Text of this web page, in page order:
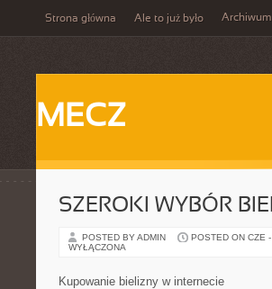
Strona główna Ale to już było Archiwum
MECZ
SZEROKI WYBÓR
POSTED BY ADMIN POSTED ON CZE
WYŁĄCZONA
Kupowanie bielizny w internecie